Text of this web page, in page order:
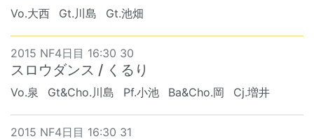
Vo.大西 Gt.川島 Gt.池畑
2015 NF4日目 16:30 30
スロウダンス / くるり
Vo.泉 Gt&Cho.川島 Pf.小池 Ba&Cho.岡 Cj.増井
2015 NF4日目 16:30 31